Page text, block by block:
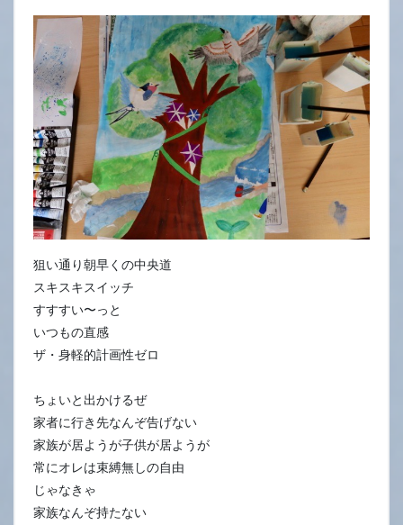
狙い通り朝早くの中央道
スキスキスイッチ
すすすい〜っと
いつもの直感
ザ・身軽的計画性ゼロ
ちょいと出かけるぜ
家者に行き先なんぞ告げない
家族が居ようが子供が居ようが
常にオレは束縛無しの自由
じゃなきゃ
家族なんぞ持たない